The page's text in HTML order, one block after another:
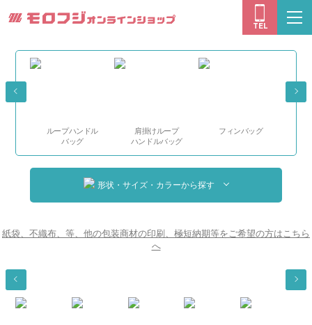
モロフジオン
TEL
ループハンドル
バッグ
肩掛けループ
ハンドルバッグ
フィンバッグ
形状・サイズ・カラーから探す
紙袋、不織布、等、他の包装商材の印刷、極短納期等をご希望の方はこちら
へ